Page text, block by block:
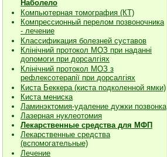
Наболело
Компьютерная томография (КТ)
Компрессионный перелом позвоночника
- лечение
Классификация болезней суставов
Клiнiчний протокол МОЗ при наданнi
допомоги при дорсалгiях
Клiнiчний протокол МОЗ з
рефлексотерапiї при дорсалгіях
Киста Беккера (киста подколенной ямки)
Киста мениска
Ламинэктомия-удаление дужки позвонка
Лазерная нуклеотомия
Лекарственные средства для МФП
Лекарственные средства
(вспомогательные)
Лечение